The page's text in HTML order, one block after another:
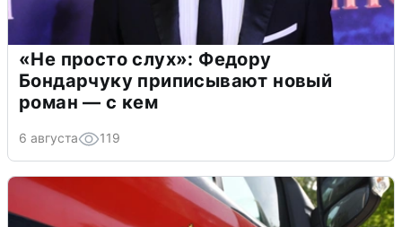
«Не просто слух»: Федору
Бондарчуку приписывают новый
роман — с кем
6 августа 119